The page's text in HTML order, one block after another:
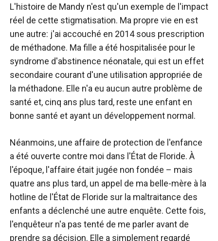
L'histoire de Mandy n'est qu'un exemple de l'impact
réel de cette stigmatisation. Ma propre vie en est
une autre: j'ai accouché en 2014 sous prescription
de méthadone. Ma fille a été hospitalisée pour le
syndrome d'abstinence néonatale, qui est un effet
secondaire courant d'une utilisation appropriée de
la méthadone. Elle n'a eu aucun autre problème de
santé et, cinq ans plus tard, reste une enfant en
bonne santé et ayant un développement normal.
Néanmoins, une affaire de protection de l'enfance
a été ouverte contre moi dans l'État de Floride. À
l'époque, l'affaire était jugée non fondée – mais
quatre ans plus tard, un appel de ma belle-mère à la
hotline de l'État de Floride sur la maltraitance des
enfants a déclenché une autre enquête. Cette fois,
l'enquêteur n'a pas tenté de me parler avant de
prendre sa décision. Elle a simplement regardé